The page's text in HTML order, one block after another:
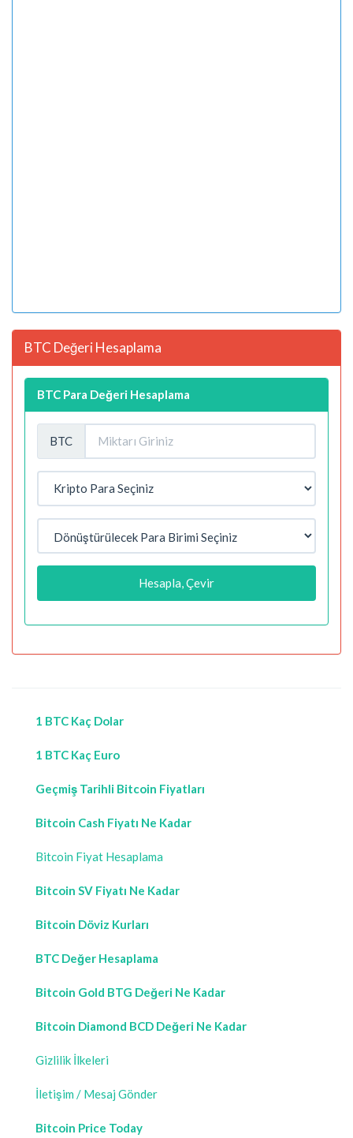
BTC Değeri Hesaplama
BTC Para Değeri Hesaplama
BTC
Hesapla, Çevir
1 BTC Kaç Dolar
1 BTC Kaç Euro
Geçmiş Tarihli Bitcoin Fiyatları
Bitcoin Cash Fiyatı Ne Kadar
Bitcoin Fiyat Hesaplama
Bitcoin SV Fiyatı Ne Kadar
Bitcoin Döviz Kurları
BTC Değer Hesaplama
Bitcoin Gold BTG Değeri Ne Kadar
Bitcoin Diamond BCD Değeri Ne Kadar
Gizlilik İlkeleri
İletişim / Mesaj Gönder
Bitcoin Price Today